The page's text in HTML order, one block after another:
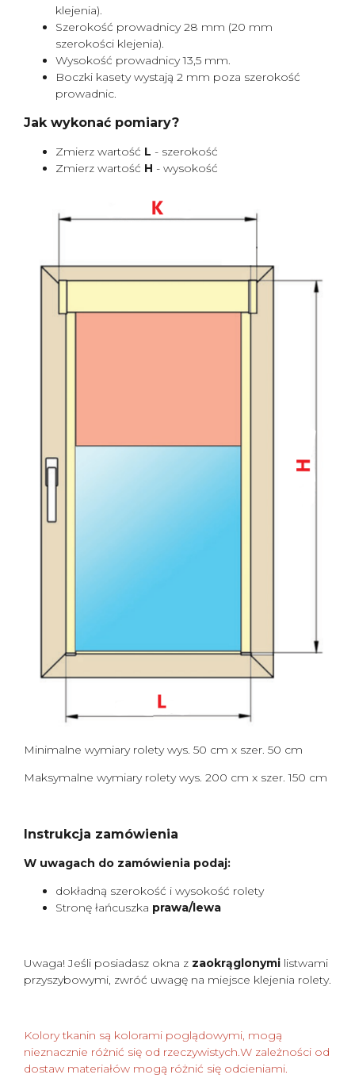
klejenia).
Szerokość prowadnicy 28 mm (20 mm
szerokości klejenia).
Wysokość prowadnicy 13,5 mm.
Boczki kasety wystają 2 mm poza szerokość
prowadnic.
Jak wykonać pomiary?
Zmierz wartość L - szerokość
Zmierz wartość H - wysokość
Minimalne wymiary rolety wys. 50 cm x szer. 50 cm
Maksymalne wymiary rolety wys. 200 cm x szer. 150 cm
Instrukcja zamówienia
W uwagach do zamówienia podaj:
dokładną szerokość i wysokość rolety
Stronę łańcuszka prawa/lewa
Uwaga! Jeśli posiadasz okna z zaokrąglonymi listwami
przyszybowymi, zwróć uwagę na miejsce klejenia rolety.
Kolory tkanin są kolorami poglądowymi, mogą
nieznacznie różnić się od rzeczywistych.W zależności od
dostaw materiałów mogą różnić się odcieniami.